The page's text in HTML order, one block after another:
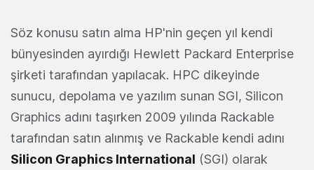
Söz konusu satın alma HP'nin geçen yıl kendi
bünyesinden ayırdığı Hewlett Packard Enterprise
şirketi tarafından yapılacak. HPC dikeyinde
sunucu, depolama ve yazılım sunan SGI, Silicon
Graphics adını taşırken 2009 yılında Rackable
tarafından satın alınmış ve Rackable kendi adını
Silicon Graphics International (SGI) olarak